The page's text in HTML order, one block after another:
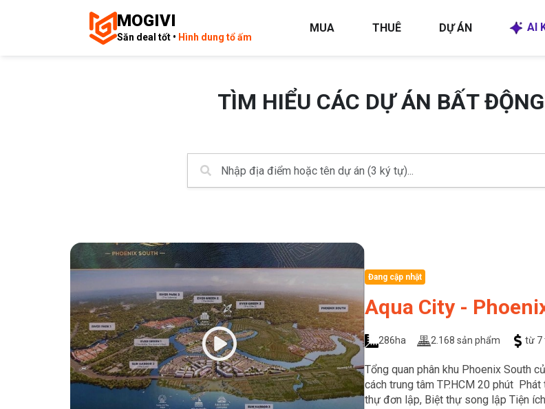
MOGIVI
Săn deal tốt • Hình dung tổ ấm
MUA THUÊ DỰ ÁN AI
TÌM HIỂU CÁC DỰ ÁN BẤT
Đang cập nhật
Aqua City -
286ha 2.168 sản phẩm từ 7
Tổng quan phân khu Phoenix South
cách trung tâm TP.HCM 20 phút
thự đơn lập, Biệt thự song lập Tiện